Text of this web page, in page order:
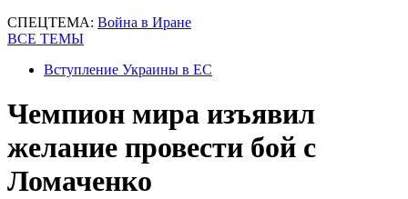
СПЕЦТЕМА: Война в Иране
ВСЕ ТЕМЫ
Вступление Украины в ЕС
Чемпион мира изъявил
желание провести бой с
Ломаченко